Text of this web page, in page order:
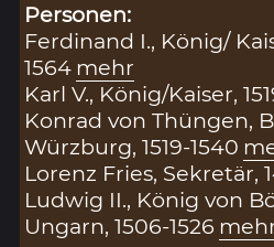
Personen:
Ferdinand I., König/
1564 mehr
Karl V., König/Kaiser,
Konrad von Thüngen,
Würzburg, 1519-1540
Lorenz Fries, Sekretär,
Ludwig II., König von
Ungarn, 1506-1526